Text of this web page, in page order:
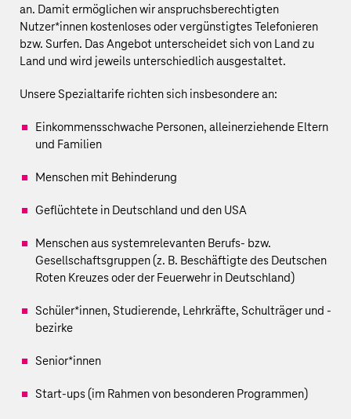
an. Damit ermöglichen wir anspruchsberechtigten
Nutzer*innen kostenloses oder vergünstigtes Telefonieren
bzw. Surfen. Das Angebot unterscheidet sich von Land zu
Land und wird jeweils unterschiedlich ausgestaltet.
Unsere Spezialtarife richten sich insbesondere an:
Einkommensschwache Personen, alleinerziehende Eltern
und Familien
Menschen mit Behinderung
Geflüchtete in Deutschland und den USA
Menschen aus systemrelevanten Berufs- bzw.
Gesellschaftsgruppen (z. B. Beschäftigte des Deutschen
Roten Kreuzes oder der Feuerwehr in Deutschland)
Schüler*innen, Studierende, Lehrkräfte, Schulträger und -
bezirke
Senior*innen
Start-ups (im Rahmen von besonderen Programmen)